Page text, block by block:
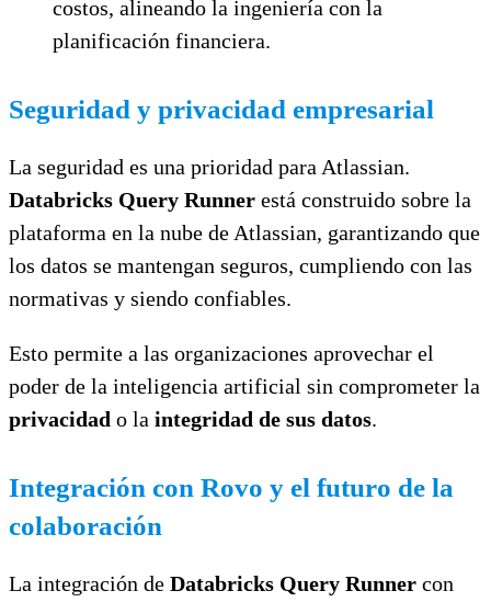
costos, alineando la ingeniería con la
planificación financiera.
Seguridad y privacidad empresarial
La seguridad es una prioridad para Atlassian.
Databricks Query Runner está construido sobre la
plataforma en la nube de Atlassian, garantizando que
los datos se mantengan seguros, cumpliendo con las
normativas y siendo confiables.
Esto permite a las organizaciones aprovechar el
poder de la inteligencia artificial sin comprometer la
privacidad o la integridad de sus datos.
Integración con Rovo y el futuro de la
colaboración
La integración de Databricks Query Runner con